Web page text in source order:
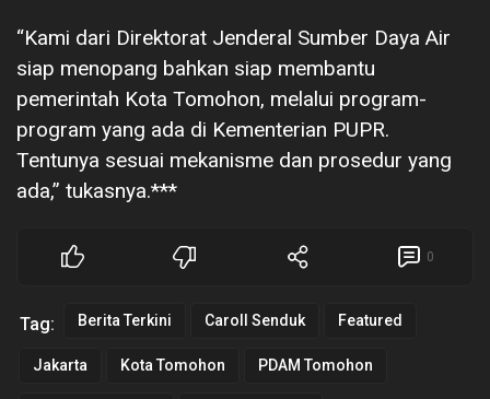
“Kami dari Direktorat Jenderal Sumber Daya Air
siap menopang bahkan siap membantu
pemerintah Kota Tomohon, melalui program-
program yang ada di Kementerian PUPR.
Tentunya sesuai mekanisme dan prosedur yang
ada,” tukasnya.***
0
Tag: Berita Terkini Caroll Senduk Featured
Jakarta Kota Tomohon PDAM Tomohon